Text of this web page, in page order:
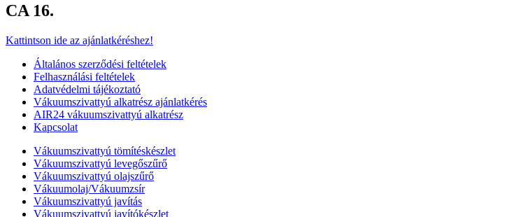
CA 16.
Kattintson ide az ajánlatkéréshez!
Általános szerződési feltételek
Felhasználási feltételek
Adatvédelmi tájékoztató
Vákuumszivattyú alkatrész ajánlatkérés
AIR24 vákuumszivattyú alkatrész
Kapcsolat
Vákuumszivattyú tömítéskészlet
Vákuumszivattyú levegőszűrő
Vákuumszivattyú olajszűrő
Vákuumolaj/Vákuumzsír
Vákuumszivattyú javítás
Vákuumszivattyú javítókészlet